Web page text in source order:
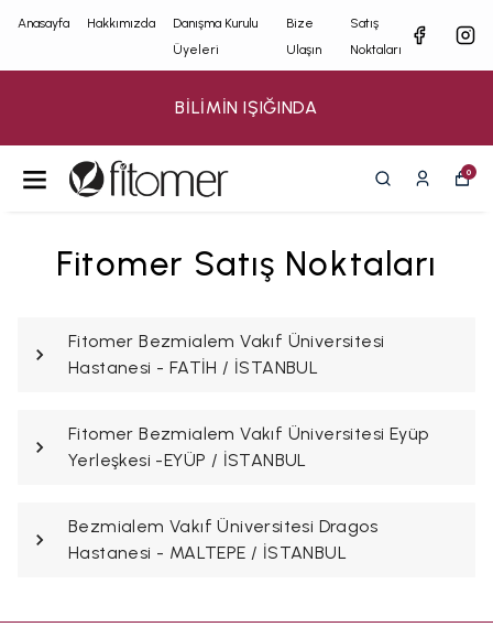
Anasayfa Hakkımızda
Danışma Kurulu
Üyeleri
Bize
Ulaşın
Satış
Noktaları
BİLİMİN IŞIĞINDA
0
Fitomer Satış Noktaları
Fitomer Bezmialem Vakıf Üniversitesi
Hastanesi - FATİH / İSTANBUL
Fitomer Bezmialem Vakıf Üniversitesi Eyüp
Yerleşkesi -EYÜP / İSTANBUL
Bezmialem Vakıf Üniversitesi Dragos
Hastanesi - MALTEPE / İSTANBUL